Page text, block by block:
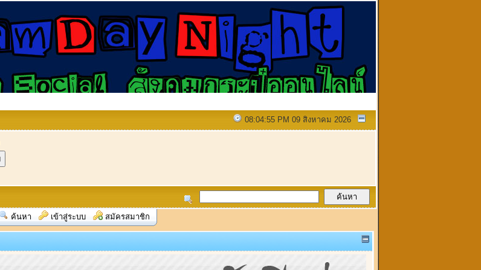
08:04:55 PM 09 สิงหาคม 2026
ค้นหา เข้าสู่ระบบ สมัครสมาชิก